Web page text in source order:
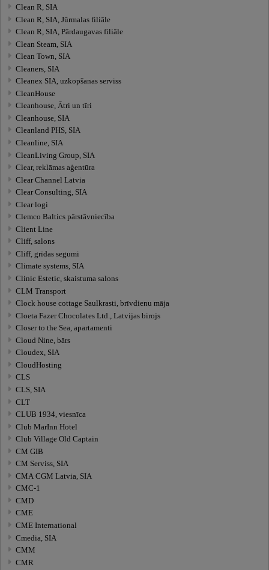
Clean R, SIA
Clean R, SIA, Jūrmalas filiāle
Clean R, SIA, Pārdaugavas filiāle
Clean Steam, SIA
Clean Town, SIA
Cleaners, SIA
Cleanex SIA, uzkopšanas serviss
CleanHouse
Cleanhouse, Ātri un tīri
Cleanhouse, SIA
Cleanland PHS, SIA
Cleanline, SIA
CleanLiving Group, SIA
Clear, reklāmas aģentūra
Clear Channel Latvia
Clear Consulting, SIA
Clear logi
Clemco Baltics pārstāvniecība
Client Line
Cliff, salons
Cliff, grīdas segumi
Climate systems, SIA
Clinic Estetic, skaistuma salons
CLM Transport
Clock house cottage Saulkrasti, brīvdienu māja
Cloeta Fazer Chocolates Ltd., Latvijas birojs
Closer to the Sea, apartamenti
Cloud Nine, bārs
Cloudex, SIA
CloudHosting
CLS
CLS, SIA
CLT
CLUB 1934, viesnīca
Club MarInn Hotel
Club Village Old Captain
CM GIB
CM Serviss, SIA
CMA CGM Latvia, SIA
CMC-1
CMD
CME
CME International
Cmedia, SIA
CMM
CMR